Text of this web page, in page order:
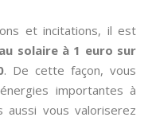
et incitations, il est
solaire à 1 euro sur
. De cette façon, vous
importantes à
vous valoriserez